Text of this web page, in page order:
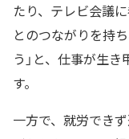
たり、テレビ会議
とのつながりを持
う」と、仕事が生
す。
一方で、就労でき